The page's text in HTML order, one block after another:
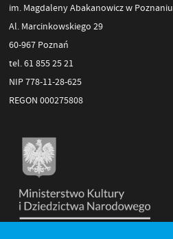
im. Magdaleny Abakanowicz w Poznaniu
Al. Marcinkowskiego 29
60-967 Poznań
tel. 61 855 25 21
NIP 778-11-28-625
REGON 000275808